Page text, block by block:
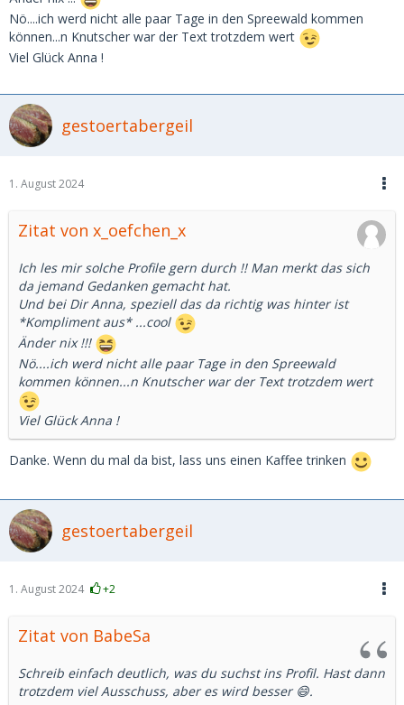
Nö....ich werd nicht alle paar Tage in den Spreewald kommen
können...n Knutscher war der Text trotzdem wert
Viel Glück Anna !
gestoertabergeil
1. August 2024
Zitat von x_oefchen_x
Ich les mir solche Profile gern durch !! Man merkt das sich
da jemand Gedanken gemacht hat.
Und bei Dir Anna, speziell das da richtig was hinter ist
*Kompliment aus* ...cool
Änder nix !!!
Nö....ich werd nicht alle paar Tage in den Spreewald
kommen können...n Knutscher war der Text trotzdem wert
Viel Glück Anna !
Danke. Wenn du mal da bist, lass uns einen Kaffee trinken
gestoertabergeil
1. August 2024 +2
Zitat von BabeSa
Schreib einfach deutlich, was du suchst ins Profil. Hast dann
trotzdem viel Ausschuss, aber es wird besser 😄.